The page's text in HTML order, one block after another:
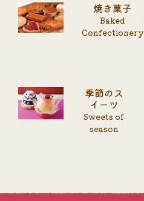
焼き菓子
Baked
Confectionery
季節のス
イーツ
Sweets of
season